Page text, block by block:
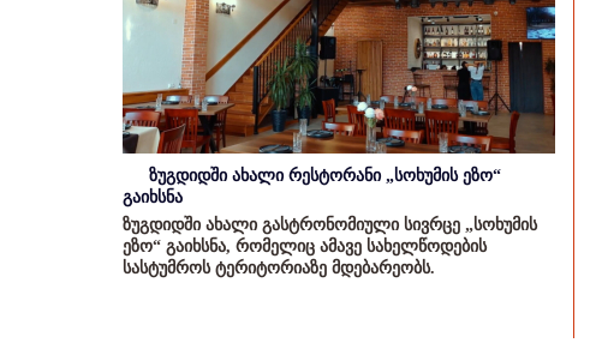
ზუგდიდში ახალი რესტორანი „სოხუმის ეზო“
გაიხსნა
ზუგდიდში ახალი გასტრონომიული სივრცე „სოხუმის
ეზო“ გაიხსნა, რომელიც ამავე სახელწოდების
სასტუმროს ტერიტორიაზე მდებარეობს.